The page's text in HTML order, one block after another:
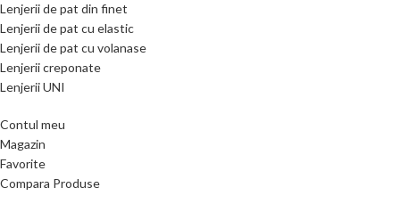
Lenjerii de pat din finet
Lenjerii de pat cu elastic
Lenjerii de pat cu volanase
Lenjerii creponate
Lenjerii UNI
Contul meu
Magazin
Favorite
Compara Produse